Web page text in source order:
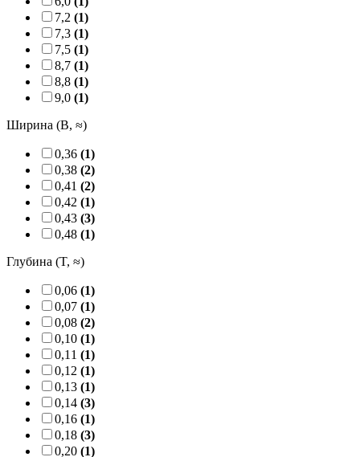
7,2 (1)
7,3 (1)
7,5 (1)
8,7 (1)
8,8 (1)
9,0 (1)
Ширина (B, ≈)
0,36 (1)
0,38 (2)
0,41 (2)
0,42 (1)
0,43 (3)
0,48 (1)
Глубина (T, ≈)
0,06 (1)
0,07 (1)
0,08 (2)
0,10 (1)
0,11 (1)
0,12 (1)
0,13 (1)
0,14 (3)
0,16 (1)
0,18 (3)
0,20 (1)